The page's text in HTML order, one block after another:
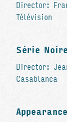
Director:
Télévision
Série
Director:
Casablanca